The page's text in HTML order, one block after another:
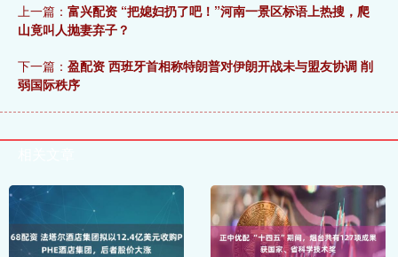
上一篇： 富兴配资 “把媳妇扔了吧！”河南一景区标语上热搜，爬
山竟叫人抛妻弃子？
下一篇： 盈配资 西班牙首相称特朗普对伊朗开战未与盟友协调 削
弱国际秩序